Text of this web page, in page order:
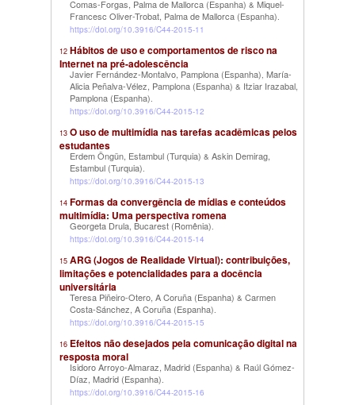
Comas-Forgas, Palma de Mallorca (Espanha) & Miquel-
Francesc Oliver-Trobat, Palma de Mallorca (Espanha).
https://doi.org/10.3916/C44-2015-11
12 Hábitos de uso e comportamentos de risco na
Internet na pré-adolescência
Javier Fernández-Montalvo, Pamplona (Espanha), María-
Alicia Peñalva-Vélez, Pamplona (Espanha) & Itziar Irazabal,
Pamplona (Espanha).
https://doi.org/10.3916/C44-2015-12
13 O uso de multimídia nas tarefas acadêmicas pelos
estudantes
Erdem Öngün, Estambul (Turquia) & Askin Demirag,
Estambul (Turquia).
https://doi.org/10.3916/C44-2015-13
14 Formas da convergência de mídias e conteúdos
multimídia: Uma perspectiva romena
Georgeta Drula, Bucarest (Romênia).
https://doi.org/10.3916/C44-2015-14
15 ARG (Jogos de Realidade Virtual): contribuições,
limitações e potencialidades para a docência
universitária
Teresa Piñeiro-Otero, A Coruña (Espanha) & Carmen
Costa-Sánchez, A Coruña (Espanha).
https://doi.org/10.3916/C44-2015-15
16 Efeitos não desejados pela comunicação digital na
resposta moral
Isidoro Arroyo-Almaraz, Madrid (Espanha) & Raúl Gómez-
Díaz, Madrid (Espanha).
https://doi.org/10.3916/C44-2015-16